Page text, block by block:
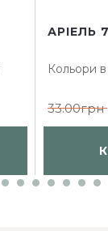
АРІЕЛЬ
Кольори
33.00грн